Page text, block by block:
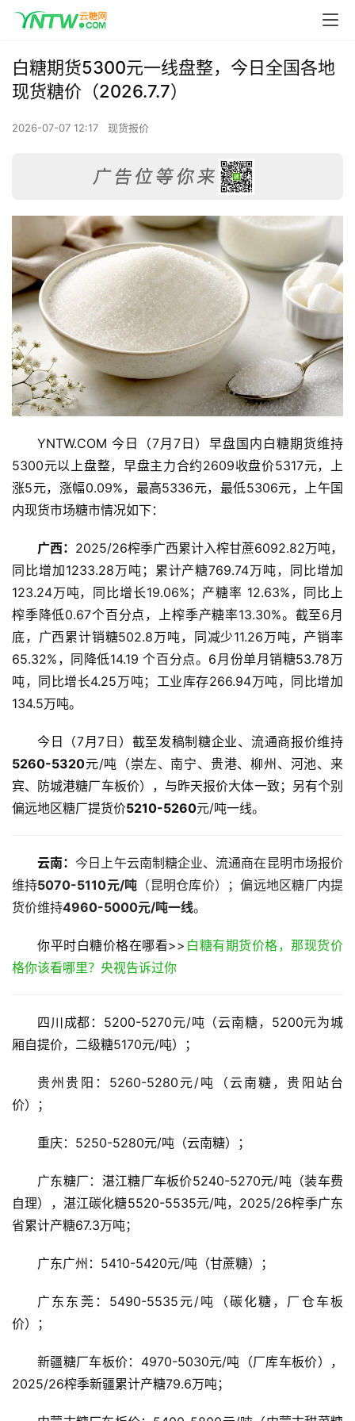
首
白糖期货5300元一线盘整，今日全国各地
现货糖价（2026.7.7）
2026-07-07 12:17 现货报价
YNTW.COM 今日（7月7日）早盘国内白糖期货维持
5300元以上盘整，早盘主力合约2609收盘价5317元，上
涨5元，涨幅0.09%，最高5336元，最低5306元，上午国
内现货市场糖市情况如下：
广西： 2025/26榨季广西累计入榨甘蔗6092.82万吨，
同比增加1233.28万吨；累计产糖769.74万吨，同比增加
123.24万吨，同比增长19.06%；产糖率 12.63%，同比上
榨季降低0.67个百分点，上榨季产糖率13.30%。截至6月
底，广西累计销糖502.8万吨，同减少11.26万吨，产销率
65.32%，同降低14.19 个百分点。6月份单月销糖53.78万
吨，同比增长4.25万吨；工业库存266.94万吨，同比增加
134.5万吨。
今日（7月7日）截至发稿制糖企业、流通商报价维持
5260-5320元/吨（崇左、南宁、贵港、柳州、河池、来
宾、防城港糖厂车板价），与昨天报价大体一致；另有个别
偏远地区糖厂提货价5210-5260元/吨一线。
云南：今日上午云南制糖企业、流通商在昆明市场报价
维持5070-5110元/吨 （昆明仓库价）；偏远地区糖厂内提
货价维持4960-5000元/吨一线。
你平时白糖价格在哪看>> 白糖有期货价格，那现货价
格你该看哪里？央视告诉过你
四川成都：5200-5270元/吨（云南糖，5200元为城
厢自提价，二级糖5170元/吨）；
贵州贵阳：5260-5280元/吨（云南糖，贵阳站台
价）；
重庆：5250-5280元/吨（云南糖）；
广东糖厂：湛江糖厂车板价5240-5270元/吨（装车费
自理），湛江碳化糖5520-5535元/吨，2025/26榨季广东
省累计产糖67.3万吨；
广东广州：5410-5420元/吨（甘蔗糖）；
广东东莞：5490-5535元/吨（碳化糖，厂仓车板
价）；
新疆糖厂车板价：4970-5030元/吨（厂库车板价），
2025/26榨季新疆累计产糖79.6万吨；